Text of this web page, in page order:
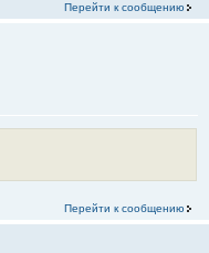
Перейти к сообщению
Перейти к сообщению